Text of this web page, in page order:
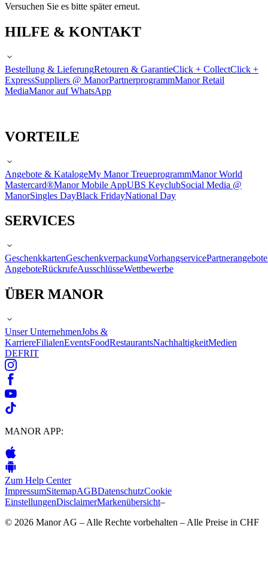
Versuchen Sie es bitte später erneut.
HILFE & KONTAKT
Bestellung & LieferungRetouren & GarantieClick + CollectClick +
ExpressSuppliers @ ManorPartnerprogrammManor Retail
MediaManor auf WhatsApp
VORTEILE
Angebote & KatalogeMy Manor TreueprogrammManor World
Mastercard®Manor Mobile AppUBS KeyclubSocial Media @
ManorSingles DayBlack FridayNational Day
SERVICES
GeschenkkartenGeschenkverpackungVorhangservicePartnerangebote
AngeboteRückrufeAusschlüsseWettbewerbe
ÜBER MANOR
Unser UnternehmenJobs &
KarriereFilialenEventsFoodRestaurantsNachhaltigkeitMedien
DEFRIT
MANOR APP:
Zum Help Center
ImpressumSitemapAGBDatenschutzCookie
EinstellungenDisclaimerMarkenübersicht–
© 2026 Manor AG – Alle Rechte vorbehalten – Alle Preise in CHF